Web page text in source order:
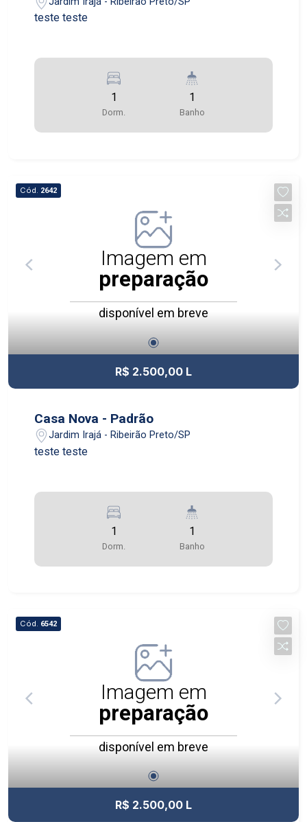
teste teste
1
Dorm.
1
Banho
Cód. 2642
Imagem em
preparação
disponível em breve
R$ 2.500,00 L
Casa Nova - Padrão
Jardim Irajá - Ribeirão Preto/SP
teste teste
1
Dorm.
1
Banho
Cód. 6542
Imagem em
preparação
disponível em breve
R$ 2.500,00 L